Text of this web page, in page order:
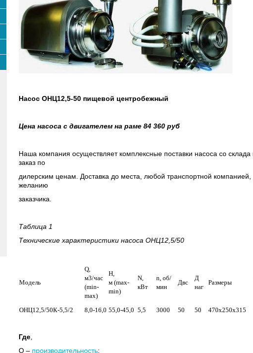
Насос ОНЦ12,5-50 пищевой центробежный
Цена насоса с двигателем на раме 84 360 руб
Наша компания осуществляет комплексные поставки насоса со склада
заказ по
дилерским ценам. Доставка до места, любой транспортной компанией,
желанию
заказчика.
Таблица 1
Технические характеристики насоса ОНЦ12,5/50
Модель
Q,
м3/час
(min-
max)
H,
м (max-
min)
N,
кВт
n, об/
мин
Двс
Д
наг
Размеры
ОНЦ12,5/50К-5,5/2 8,0-16,0 55,0-45,0 5,5 3000 50 50 470х250х315
Где,
Q – производительность;